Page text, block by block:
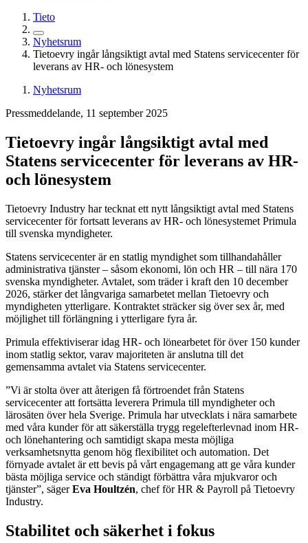
Tieto
Nyhetsrum
Tietoevry ingår långsiktigt avtal med Statens servicecenter för
leverans av HR- och lönesystem
Nyhetsrum
Pressmeddelande, 11 september 2025
Tietoevry ingår långsiktigt avtal med
Statens servicecenter för leverans av HR-
och lönesystem
Tietoevry Industry har tecknat ett nytt långsiktigt avtal med Statens
servicecenter för fortsatt leverans av HR- och lönesystemet Primula
till svenska myndigheter.
Statens servicecenter är en statlig myndighet som tillhandahåller
administrativa tjänster – såsom ekonomi, lön och HR – till nära 170
svenska myndigheter. Avtalet, som träder i kraft den 10 december
2026, stärker det långvariga samarbetet mellan Tietoevry och
myndigheten ytterligare. Kontraktet sträcker sig över sex år, med
möjlighet till förlängning i ytterligare fyra år.
Primula effektiviserar idag HR- och lönearbetet för över 150 kunder
inom statlig sektor, varav majoriteten är anslutna till det
gemensamma avtalet via Statens servicecenter.
”Vi är stolta över att återigen få förtroendet från Statens
servicecenter att fortsätta leverera Primula till myndigheter och
lärosäten över hela Sverige. Primula har utvecklats i nära samarbete
med våra kunder för att säkerställa trygg regelefterlevnad inom HR-
och lönehantering och samtidigt skapa mesta möjliga
verksamhetsnytta genom hög flexibilitet och automation. Det
förnyade avtalet är ett bevis på vårt engagemang att ge våra kunder
bästa möjliga service och ständigt förbättra våra mjukvaror och
tjänster”, sägerEva Houltzén, chef för HR & Payroll på Tietoevry
Industry.
Stabilitet och säkerhet i fokus